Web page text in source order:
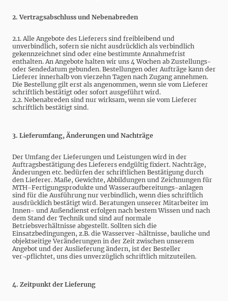
2. Vertragsabschluss und Nebenabreden
2.1. Alle Angebote des Lieferers sind freibleibend und
unverbindlich, sofern sie nicht ausdrücklich als verbindlich
gekennzeichnet sind oder eine bestimmte Annahmefrist
enthalten. An Angebote halten wir uns 4 Wochen ab Zustellungs-
oder Sendedatum gebunden. Bestellungen oder Aufträge kann der
Lieferer innerhalb von vierzehn Tagen nach Zugang annehmen.
Die Bestellung gilt erst als angenommen, wenn sie vom Lieferer
schriftlich bestätigt oder sofort ausgeführt wird.
2.2. Nebenabreden sind nur wirksam, wenn sie vom Lieferer
schriftlich bestätigt sind.
3. Lieferumfang, Änderungen und Nachträge
Der Umfang der Lieferungen und Leistungen wird in der
Auftragsbestätigung des Lieferers endgültig fixiert. Nachträge,
Änderungen etc. bedürfen der schriftlichen Bestätigung durch
den Lieferer. Maße, Gewichte, Abbildungen und Zeichnungen für
MTH-Fertigungsprodukte und Wasseraufbereitungs-anlagen
sind für die Ausführung nur verbindlich, wenn dies schriftlich
ausdrücklich bestätigt wird. Beratungen unserer Mitarbeiter im
Innen- und Außendienst erfolgen nach bestem Wissen und nach
dem Stand der Technik und sind auf normale
Betriebsverhältnisse abgestellt. Sollten sich die
Einsatzbedingungen, z.B. die Wasserver¬hältnisse, bauliche und
objektseitige Veränderungen in der Zeit zwischen unserem
Angebot und der Auslieferung ändern, ist der Besteller
ver¬pflichtet, uns dies unverzüglich schriftlich mitzuteilen.
4. Zeitpunkt der Lieferung